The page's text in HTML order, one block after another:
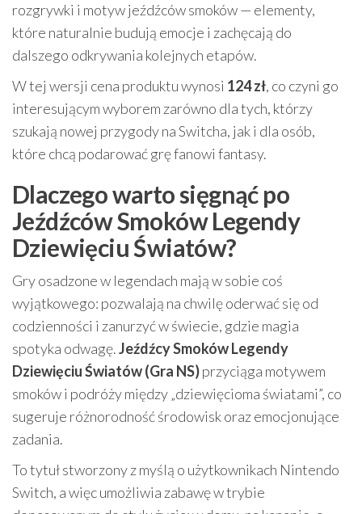
rozgrywki i motyw jeźdźców smoków — elementy,
które naturalnie budują emocje i zachęcają do
dalszego odkrywania kolejnych etapów.
W tej wersji cena produktu wynosi 124 zł, co czyni go
interesującym wyborem zarówno dla tych, którzy
szukają nowej przygody na Switcha, jak i dla osób,
które chcą podarować grę fanowi fantasy.
Dlaczego warto sięgnąć po
Jeźdźców Smoków Legendy
Dziewięciu Światów?
Gry osadzone w legendach mają w sobie coś
wyjątkowego: pozwalają na chwilę oderwać się od
codzienności i zanurzyć w świecie, gdzie magia
spotyka odwagę.Jeźdźcy Smoków Legendy
Dziewięciu Światów (Gra NS)przyciąga motywem
smoków i podróży między „dziewięcioma światami”, co
sugeruje różnorodność środowisk oraz emocjonujące
zadania.
To tytuł stworzony z myślą o użytkownikach Nintendo
Switch, a więc umożliwia zabawę w trybie